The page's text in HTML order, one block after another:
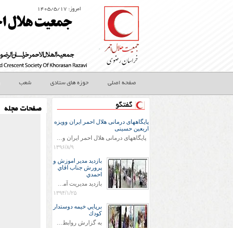
امروز: ۱۴۰۵/۵/۱۷
صفحه اصلی حوزه های ستادی شعب
گفتگو
پایگاههای درمانی هلال احمر ایران وویزه
اربعین حسینی
پایگاههای درمانی هلال احمر ایران وویزه اربعین حسینی
۱۳۹۶/۸/۹
بازديد مدير اموزش و
پرورش جناب اقاي
احمدي
بازديد مديريت آموزش و پروش جناب اقاي احمدي به همراه اعضاي ستاد اسكان آموزش و پروش شهرستان سرخس در ساعت 11:30 در مورخه 11/1/1394 صورت گرفت و مسئولین با حضور در پست مسافرين نوروزی كه جمعیت هلال احمر شهرستان از نزدیک در جریان روند اجرای طرح های قرار گرفتند .
۱۳۹۴/۱/۲۵
برپايي خيمه دوستدار
كودك
به گزارش روابط عمومي جمعيت هلال احمر شهرستان سرخس علاوه بر اجرای خدمات امدادی، راهنمایی های گردشگری و موقعیت های جغرافیایی و برپایی چادرهای سلامت به منظور سنجش رایگان فشار و قندخون مسافران، ، خيمه هايي.با عنوان دوستدار کودک تجهیزشده که دراین فضا کودکان مراجعه کننده از طریق نقاشی و سایر هنرهای تجسمی با مفاهیم جمعیت هلال احمر و اصول هفتگانه آن آشنا می شوند. به دليل حضور چشم گير كودكان و خانواده ها سعی شده در قالب های متناسب با سنین کودکان مراجعه کنند
صفحات مجله